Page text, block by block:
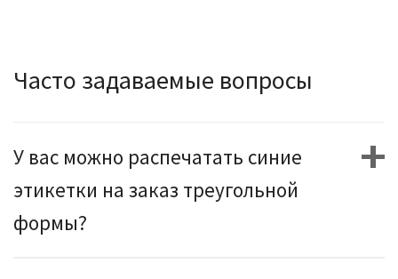
Часто задаваемые вопросы
У вас можно распечатать синие
этикетки на заказ треугольной
формы?